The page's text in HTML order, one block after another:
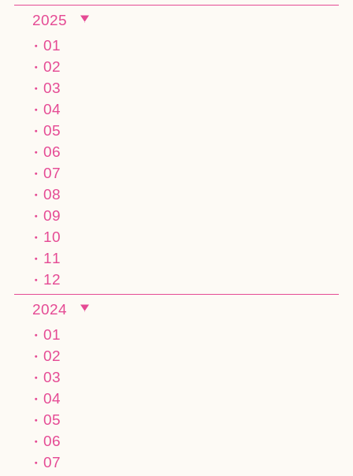
2025
01
02
03
04
05
06
07
08
09
10
11
12
2024
01
02
03
04
05
06
07